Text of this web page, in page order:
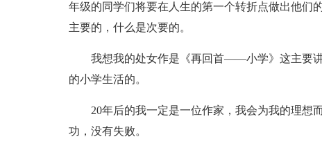
年级的同学们将要在人生的第一个转折点做出他们
主要的，什么是次要的。
我想我的处女作是《再回首——小学》这主要
的小学生活的。
20年后的我一定是一位作家，我会为我的理想
功，没有失败。